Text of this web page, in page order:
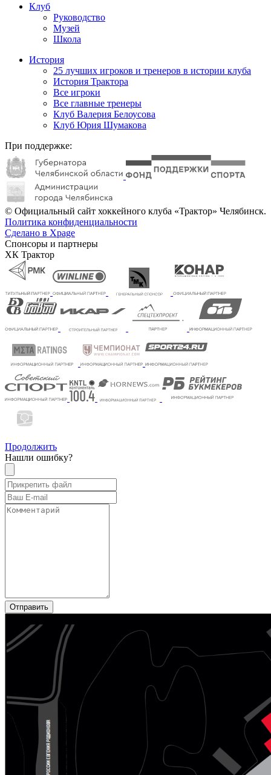
Клуб
Руководство
Музей
Школа
История
25 лучших игроков и тренеров в истории клуба
История Трактора
Все игроки
Все главные тренеры
Клуб Валерия Белоусова
Клуб Юрия Шумакова
При поддержке:
© Официальный сайт хоккейного клуба «Трактор» Челябинск.
Политика конфиденциальности
Сделано в Xpage
Спонсоры и партнеры
ХК Трактор
Продолжить
Нашли ошибку?